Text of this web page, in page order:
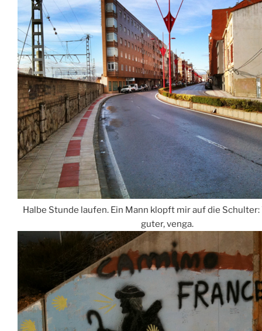
Halbe Stunde laufen. Ein Mann klopft mir auf die Schulter:
guter, venga.